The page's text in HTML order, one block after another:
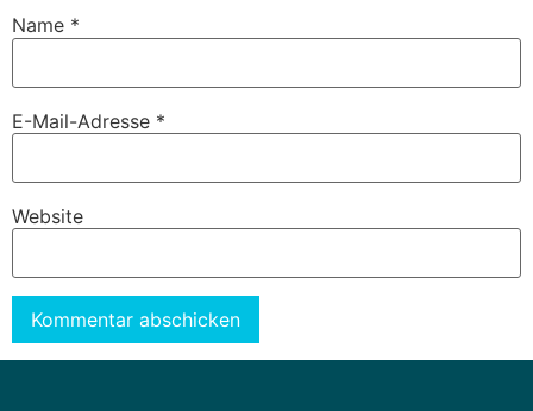
Name *
E-Mail-Adresse *
Website